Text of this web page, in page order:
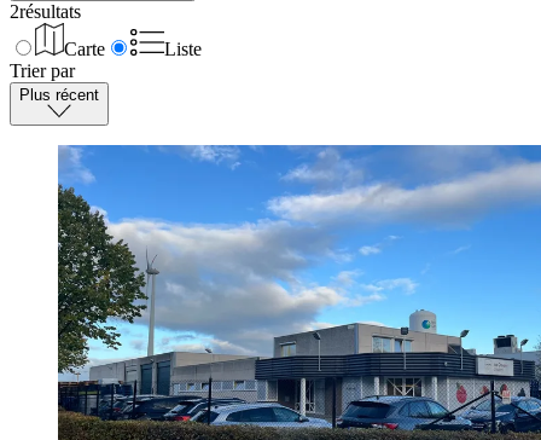
2résultats
Carte
Liste
Trier par
Plus récent